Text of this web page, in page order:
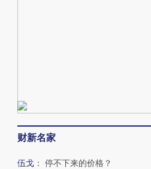
财新名家
伍戈 ： 停不下来的价格？